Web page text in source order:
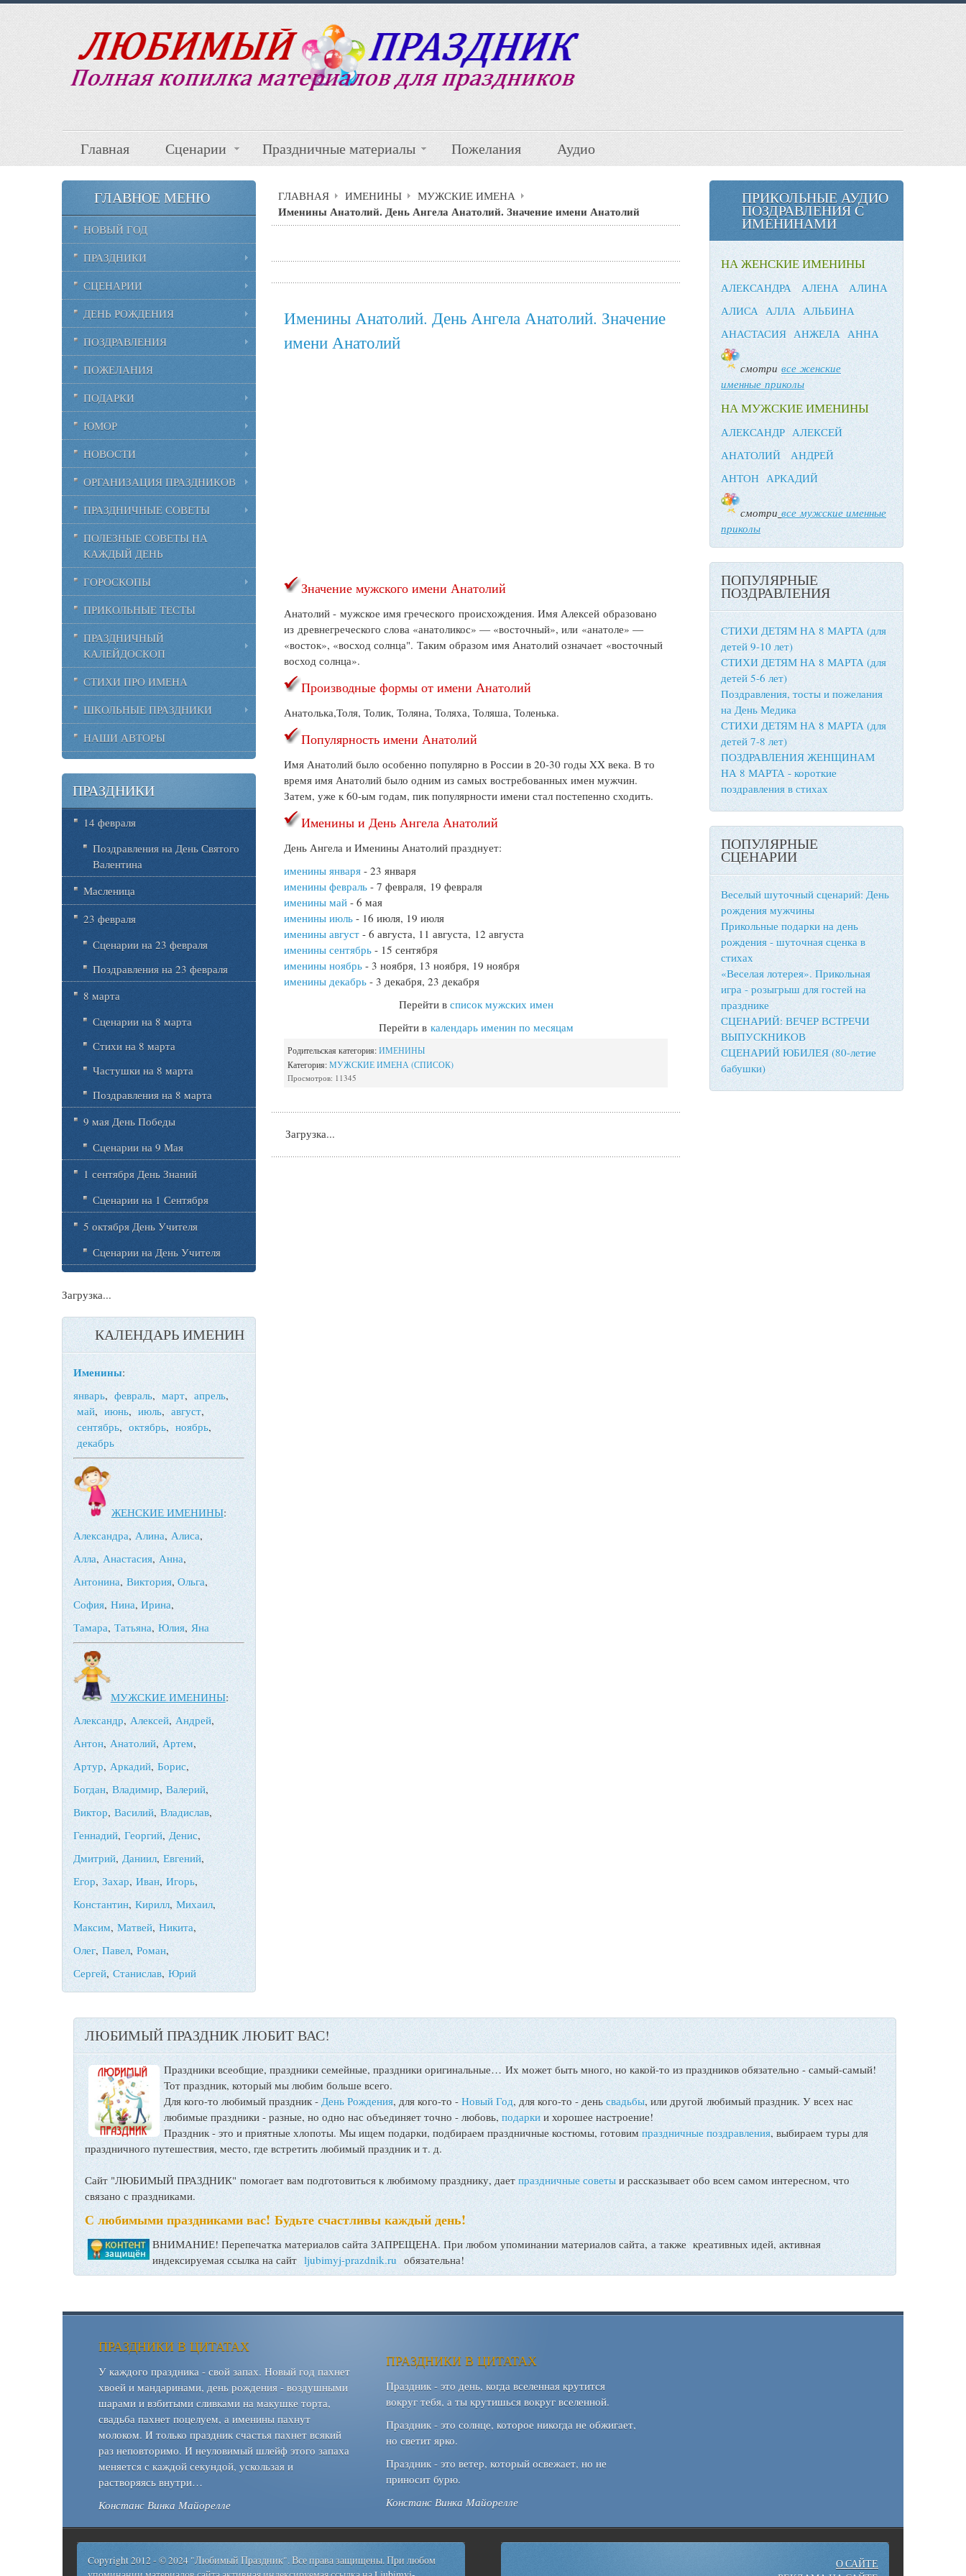
Главная Сценарии Праздничные материалы Пожелания Аудио
ГЛАВНАЯ ИМЕНИНЫ МУЖСКИЕ ИМЕНА
Именины Анатолий. День Ангела Анатолий. Значение имени Анатолий
Именины Анатолий. День Ангела Анатолий. Значение
имени Анатолий
Значение мужского имени Анатолий
Анатолий - мужское имя греческого происхождения. Имя Алексей образовано
из древнегреческого слова «анатоликос» — «восточный», или «анатоле» —
«восток», «восход солнца". Таким образом имя Анатолий означает «восточный
восход солнца».
Производные формы от имени Анатолий
Анатолька,Толя, Толик, Толяна, Толяха, Толяша, Толенька.
Популярность имени Анатолий
Имя Анатолий было особенно популярно в России в 20-30 годы XX века. В то
время имя Анатолий было одним из самых востребованных имен мужчин.
Затем, уже к 60-ым годам, пик популярности имени стал постепенно сходить.
Именины и День Ангела Анатолий
День Ангела и Именины Анатолий празднует:
именины января - 23 января
именины февраль - 7 февраля, 19 февраля
именины май - 6 мая
именины июль - 16 июля, 19 июля
именины август - 6 августа, 11 августа, 12 августа
именины сентябрь - 15 сентября
именины ноябрь - 3 ноября, 13 ноября, 19 ноября
именины декабрь - 3 декабря, 23 декабря
Перейти в список мужских имен
Перейти в календарь именин по месяцам
Родительская категория:ИМЕНИНЫ
Категория:МУЖСКИЕ ИМЕНА (СПИСОК)
Просмотров: 11345
Загрузка...
ГЛАВНОЕ МЕНЮ
НОВЫЙ ГОД
ПРАЗДНИКИ
СЦЕНАРИИ
ДЕНЬ РОЖДЕНИЯ
ПОЗДРАВЛЕНИЯ
ПОЖЕЛАНИЯ
ПОДАРКИ
ЮМОР
НОВОСТИ
ОРГАНИЗАЦИЯ ПРАЗДНИКОВ
ПРАЗДНИЧНЫЕ СОВЕТЫ
ПОЛЕЗНЫЕ СОВЕТЫ НА
КАЖДЫЙ ДЕНЬ
ГОРОСКОПЫ
ПРИКОЛЬНЫЕ ТЕСТЫ
ПРАЗДНИЧНЫЙ
КАЛЕЙДОСКОП
СТИХИ ПРО ИМЕНА
ШКОЛЬНЫЕ ПРАЗДНИКИ
НАШИ АВТОРЫ
ПРАЗДНИКИ
14 февраля
Поздравления на День Святого
Валентина
Масленица
23 февраля
Сценарии на 23 февраля
Поздравления на 23 февраля
8 марта
Сценарии на 8 марта
Стихи на 8 марта
Частушки на 8 марта
Поздравления на 8 марта
9 мая День Победы
Сценарии на 9 Мая
1 сентября День Знаний
Сценарии на 1 Сентября
5 октября День Учителя
Сценарии на День Учителя
Загрузка...
КАЛЕНДАРЬ ИМЕНИН
Именины:
январь,февраль, март, апрель,
май, июнь, июль,август,
сентябрь, октябрь, ноябрь,
декабрь
ЖЕНСКИЕ ИМЕНИНЫ:
Александра, Алина, Алиса,
Алла, Анастасия,Анна,
Антонина,Виктория,Ольга,
София, Нина, Ирина,
Тамара, Татьяна,Юлия, Яна
МУЖСКИЕ ИМЕНИНЫ:
Александр,Алексей,Андрей,
Антон, Анатолий,Артем,
Артур,Аркадий, Борис,
Богдан, Владимир,Валерий,
Виктор,Василий,Владислав,
Геннадий,Георгий, Денис,
Дмитрий,Даниил, Евгений,
Егор, Захар,Иван, Игорь,
Константин, Кирилл,Михаил,
Максим,Матвей, Никита,
Олег,Павел,Роман,
Сергей,Станислав,Юрий
ПРИКОЛЬНЫЕ АУДИО
ПОЗДРАВЛЕНИЯ С
ИМЕНИНАМИ
НА ЖЕНСКИЕ ИМЕНИНЫ
АЛЕКСАНДРА АЛЕНА
АЛИНА
АЛИСА АЛЛА АЛЬБИНА
АНАСТАСИЯ АНЖЕЛА АННА
смотри все женские
именные приколы
НА МУЖСКИЕ ИМЕНИНЫ
АЛЕКСАНДР АЛЕКСЕЙ
АНАТОЛИЙ
АНДРЕЙ
АНТОН АРКАДИЙ
смотри все мужские именные
приколы
ПОПУЛЯРНЫЕ
ПОЗДРАВЛЕНИЯ
СТИХИ ДЕТЯМ НА 8 МАРТА (для
детей 9-10 лет)
СТИХИ ДЕТЯМ НА 8 МАРТА (для
детей 5-6 лет)
Поздравления, тосты и пожелания
на День Медика
СТИХИ ДЕТЯМ НА 8 МАРТА (для
детей 7-8 лет)
ПОЗДРАВЛЕНИЯ ЖЕНЩИНАМ
НА 8 МАРТА - короткие
поздравления в стихах
ПОПУЛЯРНЫЕ
СЦЕНАРИИ
Веселый шуточный сценарий: День
рождения мужчины
Прикольные подарки на день
рождения - шуточная сценка в
стихах
«Веселая лотерея». Прикольная
игра - розыгрыш для гостей на
празднике
СЦЕНАРИЙ: ВЕЧЕР ВСТРЕЧИ
ВЫПУСКНИКОВ
СЦЕНАРИЙ ЮБИЛЕЯ (80-летие
бабушки)
ЛЮБИМЫЙ ПРАЗДНИК ЛЮБИТ ВАС!
Праздники всеобщие, праздники семейные, праздники оригинальные… Их может быть много, но какой-то из праздников обязательно - самый-самый!
Тот праздник, который мы любим больше всего.
Для кого-то любимый праздник -День Рождения, для кого-то - Новый Год, для кого-то - день свадьбы, или другой любимый праздник. У всех нас
любимые праздники - разные, но одно нас объединяет точно - любовь, подарки и хорошее настроение!
Праздник - это и приятные хлопоты. Мы ищем подарки, подбираем праздничные костюмы, готовим праздничные поздравления, выбираем туры для
праздничного путешествия, место, где встретить любимый праздник и т. д.
Сайт "ЛЮБИМЫЙ ПРАЗДНИК" помогает вам подготовиться к любимому празднику, даетпраздничные советыи рассказывает обо всем самом интересном, что
связано с праздниками.
С любимыми праздниками вас! Будьте счастливы каждый день!
ВНИМАНИЕ! Перепечатка материалов сайта ЗАПРЕЩЕНА. При любом упоминании материалов сайта, а также креативных идей, активная
индексируемая ссылка на сайт ljubimyj-prazdnik.ru обязательна!
ПРАЗДНИКИ В ЦИТАТАХ
У каждого праздника - свой запах. Новый год пахнет
хвоей и мандаринами, день рождения - воздушными
шарами и взбитыми сливками на макушке торта,
свадьба пахнет поцелуем, а именины пахнут
молоком. И только праздник счастья пахнет всякий
раз неповторимо. И неуловимый шлейф этого запаха
меняется с каждой секундой, ускользая и
растворяясь внутри…
Констанс Винка Майорелле
ПРАЗДНИКИ В ЦИТАТАХ
Праздник - это день, когда вселенная крутится
вокруг тебя, а ты крутишься вокруг вселенной.
Праздник - это солнце, которое никогда не обжигает,
но светит ярко.
Праздник - это ветер, который освежает, но не
приносит бурю.
Констанс Винка Майорелле
Copyright 2012 - © 2024 "Любимый Праздник". Все права защищены. При любом
О САЙТЕ